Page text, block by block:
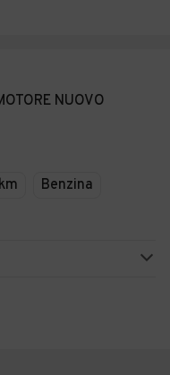
NUOVO
Benzina